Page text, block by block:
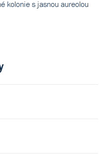
kolonie s jasnou aureolou